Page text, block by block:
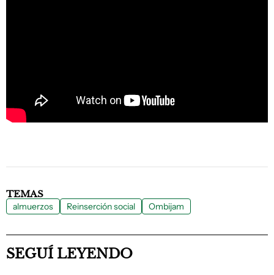
TEMAS
almuerzos Reinserción social Ombijam
SEGUÍ LEYENDO